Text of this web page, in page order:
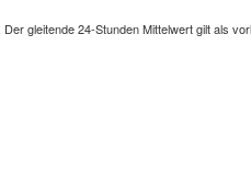
gleitende 24-Stunden Mittelwert gilt als